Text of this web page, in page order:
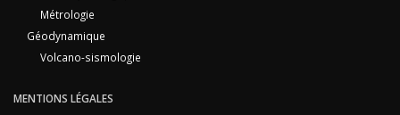
Métrologie
Géodynamique
Volcano-sismologie
MENTIONS LÉGALES